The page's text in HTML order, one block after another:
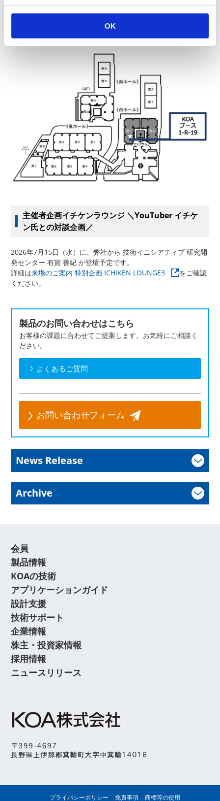
OK
主催者企画イチケンラウンジ ＼YouTuber イチケ
ン氏との対談企画／
2026年7月15日（水）に、弊社から 技術イニシアティブ 研究開
発センター 有賀 善紀 が登壇予定です。
詳細は来場のご案内 特別企画 ICHIKEN LOUNGE3
をご確認
ください。
製品のお問い合わせはこちら
お客様の課題に合わせてご提案します。お気軽にご相談く
ださい。
よくあるご質問
お問い合わせフォーム
News Release
Archive
会員
製品情報
KOAの技術
アプリケーションガイド
設計支援
技術サポート
企業情報
株主・投資家情報
採用情報
ニュースリリース
プライバシーポリシー 免責事項 商標等の使用